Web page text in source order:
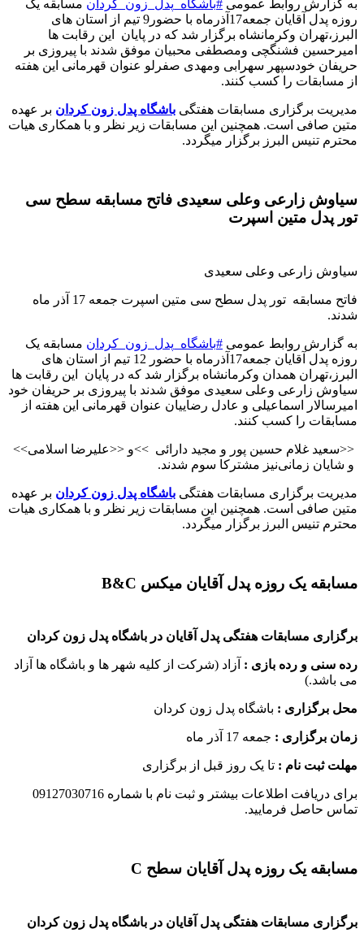
به گزارش روابط عمومی #باشگاه_پدل_زون_کردان مسابقه یک
روزه پدل آقایان جمعه17آذرماه با حضور9 تیم از استان های
البرز،تهران‌ وکرمانشاه برگزار شد که در پایان این رقابت ها
امیرحسین فشنگچی ومصطفی محبیان موفق شدند با پیروزی بر
حریفان خودسپهر سهرابی ومهدی صفرلو عنوان قهرمانی این هفته
از مسابقات را کسب کنند.
مدیریت برگزاری مسابقات هفتگی باشگاه پدل زون کردان بر عهده
متین صافی است. همچنین این مسابقات زیر نظر و با همکاری هیات
محترم تنیس البرز برگزار میگردد.
سیاوش زارعی وعلی سعیدی فاتح مسابقه سطح سی
تور پدل متین اسپرت
سیاوش زارعی وعلی سعیدی
فاتح مسابقه تور پدل سطح سی متین اسپرت جمعه 17 آذر ماه
شدند.
به گزارش روابط عمومی #باشگاه_پدل_زون_کردان مسابقه یک
روزه پدل آقایان جمعه17آذرماه با حضور 12 تیم از استان های
البرز،تهران‌ همدان وکرمانشاه برگزار شد که در پایان این رقابت ها
سیاوش زارعی وعلی سعیدی موفق شدند با پیروزی بر حریفان خود
امیرسالار اسماعیلی و عادل رضاییان عنوان قهرمانی این هفته از
مسابقات را کسب کنند.
>>سعید غلام حسین پور و مجید دارائی <<و >>
<<علیرضا اسلامی
نیز مشترکا سوم شدند.
مدیریت برگزاری مسابقات هفتگی باشگاه پدل زون کردان بر عهده
متین صافی است. همچنین این مسابقات زیر نظر و با همکاری هیات
محترم تنیس البرز برگزار میگردد.
مسابقه یک روزه پدل آقایان میکس B&C
برگزاری مسابقات هفتگی پدل آقایان در باشگاه پدل زون کردان
رده سنی و رده بازی : آزاد (شرکت از کلیه شهر ها و باشگاه ها آزاد
می باشد.)
محل برگزاری : باشگاه پدل زون کردان
زمان برگزاری : جمعه 17 آذر ماه
مهلت ثبت نام : تا یک روز قبل از برگزاری
برای دریافت اطلاعات بیشتر و ثبت نام با شماره 09127030716
تماس حاصل فرمایید.
مسابقه یک روزه پدل آقایان سطح C
برگزاری مسابقات هفتگی پدل آقایان در باشگاه پدل زون کردان